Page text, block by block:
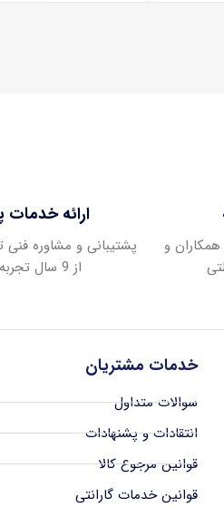
بیش از 500 نفر از همکاران و
ارائه
پشتیبانی و مشاوره فنی
از 9 سال تجربه اجرا و فروش
خدمات مشتریان
سوالات متداول
انتقادات و پشنهادات
قوانین مرجوع کالا
قوانین خدمات گارانتی